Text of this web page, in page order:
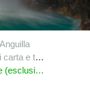
Anguilla
filati di carta
i cascami di filati e gli sfilacciati)